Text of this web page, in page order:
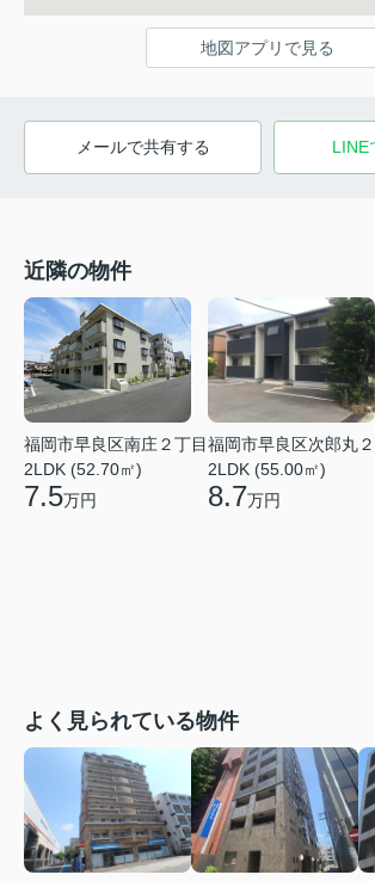
地図アプリで見る
メールで共有する LINE
近隣の物件
福岡市早良区南庄２丁目
2LDK (52.70㎡)
7.5万円
福岡市早良区次郎丸
2LDK (55.00㎡)
8.7万円
よく見られている物件